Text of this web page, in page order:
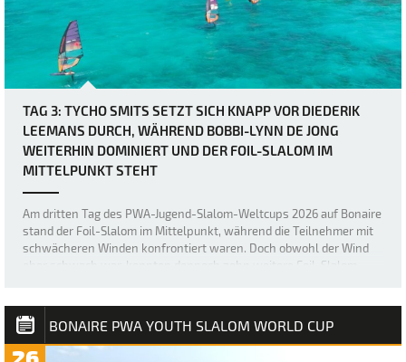
TAG 3: TYCHO SMITS SETZT SICH KNAPP VOR DIEDERIK
LEEMANS DURCH, WÄHREND BOBBI-LYNN DE JONG
WEITERHIN DOMINIERT UND DER FOIL-SLALOM IM
MITTELPUNKT STEHT
Am dritten Tag des PWA-Jugend-Slalom-Weltcups 2026 auf Bonaire
stand der Foil-Slalom im Mittelpunkt, während die Teilnehmer mit
schwächeren Winden konfrontiert waren. Doch obwohl der Wind
eher schwach war, konnten dennoch zehn weitere Foil-Slalom-
BONAIRE PWA YOUTH SLALOM WORLD CUP